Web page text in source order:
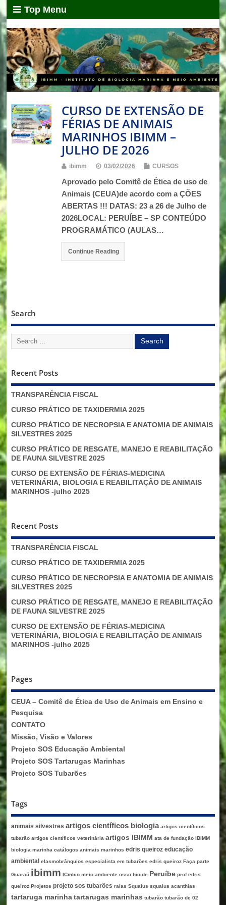
Top Menu
CURSO DE EXTENSÃO DE
FÉRIAS DE ANIMAIS
MARINHOS IBIMM –
JULHO DE 2026
ibimm 03/02/2026 CURSOS
Aprovado pelo Comitê de Ética de uso de
Animais (CEUA)de acordo com a ÇÕES
ABERTAS !!! DATAS: 23 a 26 de Julho de
2026LOCAL: PERUÍBE – SP CONTEÚDO
PROGRAMÁTICO (AULAS…
Continue Reading
Search
Recent Posts
TRANSPARÊNCIA FISCAL
CURSO PRÁTICO DE TAXIDERMIA 2025
CURSO PRÁTICO DE NECROPSIA E ANATOMIA DE ANIMAIS
SILVESTRES 2025
CURSO PRÁTICO DE RESGATE, MANEJO E REABILITAÇÃO
DE FAUNA SILVESTRE 2025
CURSO DE EXTENSÃO DE FÉRIAS-MEDICINA
VETERINÁRIA, BIOLOGIA E REABILITAÇÃO DE ANIMAIS
MARINHOS -julho 2025
Recent Posts
TRANSPARÊNCIA FISCAL
CURSO PRÁTICO DE TAXIDERMIA 2025
CURSO PRÁTICO DE NECROPSIA E ANATOMIA DE ANIMAIS
SILVESTRES 2025
CURSO PRÁTICO DE RESGATE, MANEJO E REABILITAÇÃO
DE FAUNA SILVESTRE 2025
CURSO DE EXTENSÃO DE FÉRIAS-MEDICINA
VETERINÁRIA, BIOLOGIA E REABILITAÇÃO DE ANIMAIS
MARINHOS -julho 2025
Pages
CEUA – Comitê de Ética de Uso de Animais em Ensino e
Pesquisa
CONTATO
Missão, Visão e Valores
Projeto SOS Educação Ambiental
Projeto SOS Tartarugas Marinhas
Projeto SOS Tubarões
Tags
animais silvestres artigos científicos biologia artigos científicos
tubarão artigos científicos veterinária artigos IBIMM ata de fundação IBIMM
biologia marinha catálogos animais marinhos edris queiroz educação
ambiental
elasmobrânquios especialista em tubarões edris queiroz Faça parte
Guaraú ibimm ICmbio meio ambiente osso hioide Peruíbe prof edris
queiroz Projetos projeto sos tubarões raias Squalus squalus acanthias
tartaruga marinha tartarugas marinhas tubarão tubarão de 02